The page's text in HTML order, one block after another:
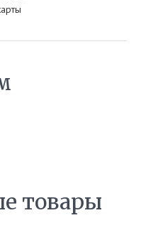
товары